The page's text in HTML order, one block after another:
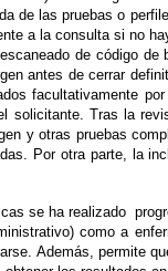
de las pruebas o
a la consulta si no
de código
antes de cerrar
facultativamente
Tras la
y otras pruebas
Por otra parte, la
se ha realizado
como a
Además, permite